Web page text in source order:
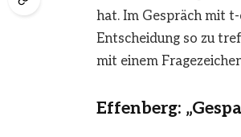
hat. Im Gespräch mit
Entscheidung so zu
mit einem
Effenberg: